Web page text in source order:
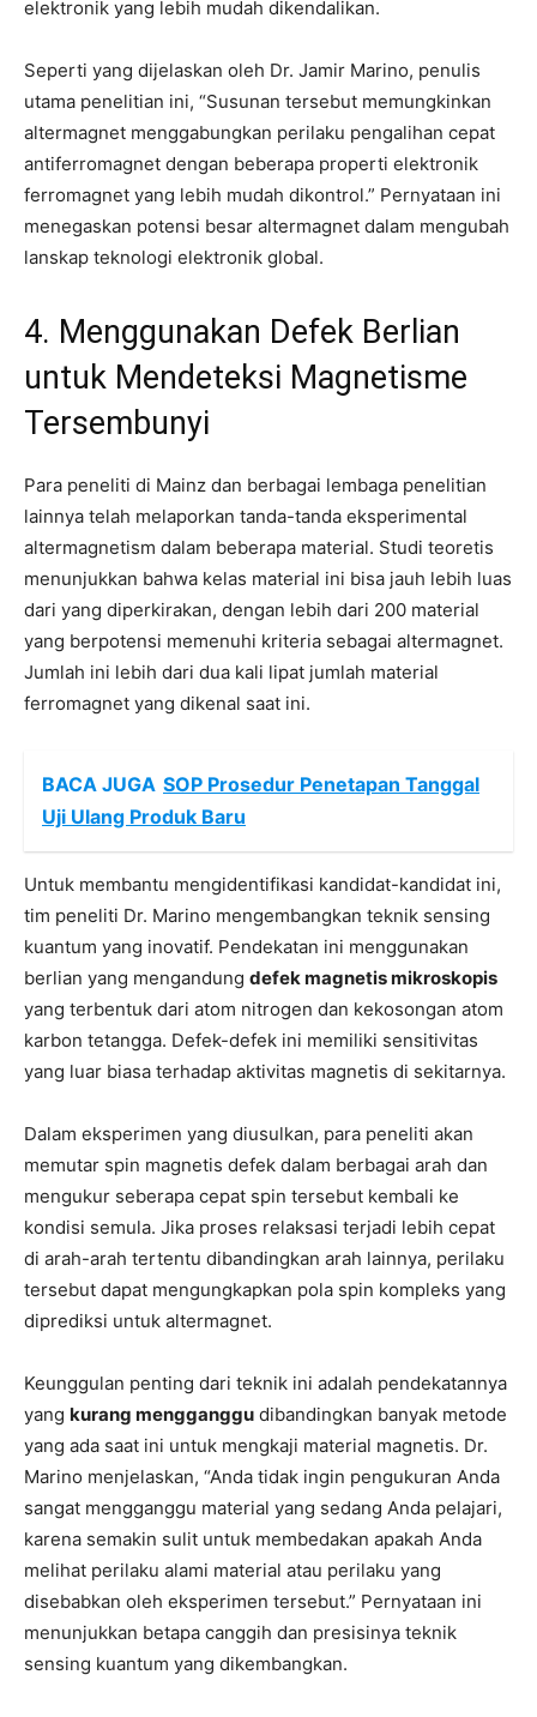
elektronik yang lebih mudah dikendalikan.
Seperti yang dijelaskan oleh Dr. Jamir Marino, penulis
utama penelitian ini, “Susunan tersebut memungkinkan
altermagnet menggabungkan perilaku pengalihan cepat
antiferromagnet dengan beberapa properti elektronik
ferromagnet yang lebih mudah dikontrol.” Pernyataan ini
menegaskan potensi besar altermagnet dalam mengubah
lanskap teknologi elektronik global.
4. Menggunakan Defek Berlian
untuk Mendeteksi Magnetisme
Tersembunyi
Para peneliti di Mainz dan berbagai lembaga penelitian
lainnya telah melaporkan tanda-tanda eksperimental
altermagnetism dalam beberapa material. Studi teoretis
menunjukkan bahwa kelas material ini bisa jauh lebih luas
dari yang diperkirakan, dengan lebih dari 200 material
yang berpotensi memenuhi kriteria sebagai altermagnet.
Jumlah ini lebih dari dua kali lipat jumlah material
ferromagnet yang dikenal saat ini.
BACA JUGA SOP Prosedur Penetapan Tanggal
Uji Ulang Produk Baru
Untuk membantu mengidentifikasi kandidat-kandidat ini,
tim peneliti Dr. Marino mengembangkan teknik sensing
kuantum yang inovatif. Pendekatan ini menggunakan
berlian yang mengandung defek magnetis mikroskopis
yang terbentuk dari atom nitrogen dan kekosongan atom
karbon tetangga. Defek-defek ini memiliki sensitivitas
yang luar biasa terhadap aktivitas magnetis di sekitarnya.
Dalam eksperimen yang diusulkan, para peneliti akan
memutar spin magnetis defek dalam berbagai arah dan
mengukur seberapa cepat spin tersebut kembali ke
kondisi semula. Jika proses relaksasi terjadi lebih cepat
di arah-arah tertentu dibandingkan arah lainnya, perilaku
tersebut dapat mengungkapkan pola spin kompleks yang
diprediksi untuk altermagnet.
Keunggulan penting dari teknik ini adalah pendekatannya
yang kurang mengganggu dibandingkan banyak metode
yang ada saat ini untuk mengkaji material magnetis. Dr.
Marino menjelaskan, “Anda tidak ingin pengukuran Anda
sangat mengganggu material yang sedang Anda pelajari,
karena semakin sulit untuk membedakan apakah Anda
melihat perilaku alami material atau perilaku yang
disebabkan oleh eksperimen tersebut.” Pernyataan ini
menunjukkan betapa canggih dan presisinya teknik
sensing kuantum yang dikembangkan.